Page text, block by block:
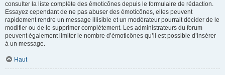
consulter la liste complète des émoticônes depuis le formulaire de rédaction.
Essayez cependant de ne pas abuser des émoticônes, elles peuvent
rapidement rendre un message illisible et un modérateur pourrait décider de le
modifier ou de le supprimer complètement. Les administrateurs du forum
peuvent également limiter le nombre d’émoticônes qu’il est possible d’insérer
à un message.
Haut